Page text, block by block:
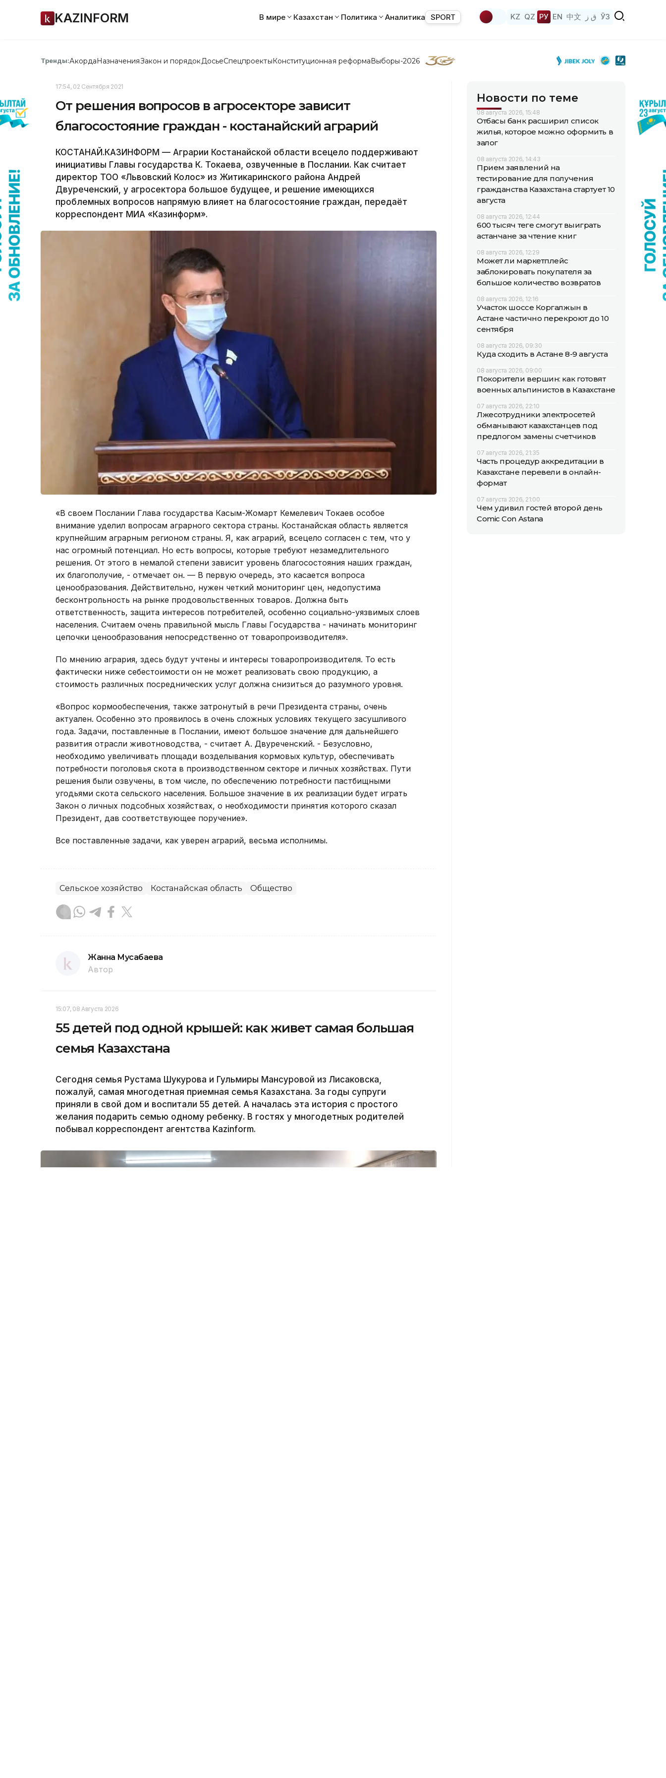
KAZINFORM В мире Казахстан Политика Аналитика SPORT KZ QZ РУ EN 中文 ق ز ЎЗ
Тренды:АкордаНазначенияЗакон и порядок ДосьеСпецпроектыКонституционная реформаВыборы-2026
17:54, 02 Сентября 2021
От решения вопросов в агросекторе зависит
благосостояние граждан - костанайский аграрий
КОСТАНАЙ.КАЗИНФОРМ — Аграрии Костанайской области всецело поддерживают
инициативы Главы государства К. Токаева, озвученные в Послании. Как считает
директор ТОО «Львовский Колос» из Житикаринского района Андрей
Двуреченский, у агросектора большое будущее, и решение имеющихся
проблемных вопросов напрямую влияет на благосостояние граждан, передаёт
корреспондент МИА «Казинформ».
«В своем Послании Глава государства Касым-Жомарт Кемелевич Токаев особое
внимание уделил вопросам аграрного сектора страны. Костанайская область является
крупнейшим аграрным регионом страны. Я, как аграрий, всецело согласен с тем, что у
нас огромный потенциал. Но есть вопросы, которые требуют незамедлительного
решения. От этого в немалой степени зависит уровень благосостояния наших граждан,
их благополучие, - отмечает он. — В первую очередь, это касается вопроса
ценообразования. Действительно, нужен четкий мониторинг цен, недопустима
бесконтрольность на рынке продовольственных товаров. Должна быть
ответственность, защита интересов потребителей, особенно социально-уязвимых слоев
населения. Считаем очень правильной мысль Главы Государства - начинать мониторинг
цепочки ценообразования непосредственно от товаропроизводителя».
По мнению агрария, здесь будут учтены и интересы товаропроизводителя. То есть
фактически ниже себестоимости он не может реализовать свою продукцию, а
стоимость различных посреднических услуг должна снизиться до разумного уровня.
«Вопрос кормообеспечения, также затронутый в речи Президента страны, очень
актуален. Особенно это проявилось в очень сложных условиях текущего засушливого
года. Задачи, поставленные в Послании, имеют большое значение для дальнейшего
развития отрасли животноводства, - считает А. Двуреченский. - Безусловно,
необходимо увеличивать площади возделывания кормовых культур, обеспечивать
потребности поголовья скота в производственном секторе и личных хозяйствах. Пути
решения были озвучены, в том числе, по обеспечению потребности пастбищными
угодьями скота сельского населения. Большое значение в их реализации будет играть
Закон о личных подсобных хозяйствах, о необходимости принятия которого сказал
Президент, дав соответствующее поручение».
Все поставленные задачи, как уверен аграрий, весьма исполнимы.
Сельское хозяйство Костанайская область Общество
Жанна Мусабаева
Автор
15:07, 08 Августа 2026
55 детей под одной крышей: как живет самая большая
семья Казахстана
Сегодня семья Рустама Шукурова и Гульмиры Мансуровой из Лисаковска,
пожалуй, самая многодетная приемная семья Казахстана. За годы супруги
приняли в свой дом и воспитали 55 детей. А началась эта история с простого
желания подарить семью одному ребенку. В гостях у многодетных родителей
побывал корреспондент агентства Kazinform.
Новости по теме
08 августа 2026, 15:48
Отбасы банк расширил список
жилья, которое можно оформить в
залог
08 августа 2026, 14:43
Прием заявлений на
тестирование для получения
гражданства Казахстана стартует 10
августа
08 августа 2026, 12:44
600 тысяч теңге смогут выиграть
астанчане за чтение книг
08 августа 2026, 12:29
Может ли маркетплейс
заблокировать покупателя за
большое количество возвратов
08 августа 2026, 12:16
Участок шоссе Коргалжын в
Астане частично перекроют до 10
сентября
08 августа 2026, 09:30
Куда сходить в Астане 8-9 августа
08 августа 2026, 09:00
Покорители вершин: как готовят
военных альпинистов в Казахстане
07 августа 2026, 22:10
Лжесотрудники электросетей
обманывают казахстанцев под
предлогом замены счетчиков
07 августа 2026, 21:35
Часть процедур аккредитации в
Казахстане перевели в онлайн-
формат
07 августа 2026, 21:00
Чем удивил гостей второй день
Comic Con Astana